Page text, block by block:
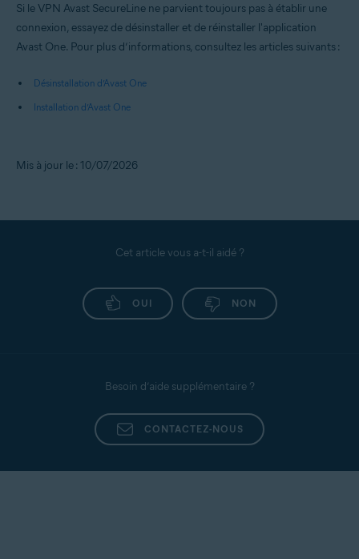
Si le VPN Avast SecureLine ne parvient toujours pas à établir une
connexion, essayez de désinstaller et de réinstaller l'application
Avast One. Pour plus d’informations, consultez les articles suivants :
Désinstallation d’Avast One
Installation d’Avast One
Mis à jour le : 10/07/2026
Cet article vous a-t-il aidé ?
OUI NON
Besoin d’aide supplémentaire ?
CONTACTEZ-NOUS